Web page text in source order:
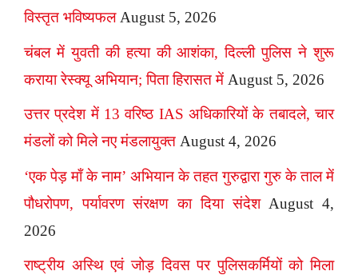
विस्तृत भविष्यफल August 5, 2026
चंबल में युवती की हत्या की आशंका, दिल्ली पुलिस ने शुरू
कराया रेस्क्यू अभियान; पिता हिरासत में August 5, 2026
उत्तर प्रदेश में 13 वरिष्ठ IAS अधिकारियों के तबादले, चार
मंडलों को मिले नए मंडलायुक्त August 4, 2026
‘एक पेड़ माँ के नाम’ अभियान के तहत गुरुद्वारा गुरु के ताल में
पौधरोपण, पर्यावरण संरक्षण का दिया संदेश August 4,
2026
राष्ट्रीय अस्थि एवं जोड़ दिवस पर पुलिसकर्मियों को मिला